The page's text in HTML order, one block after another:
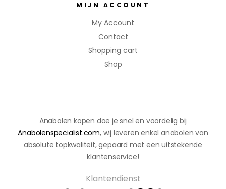
Anabolen kopen doe je snel en voordelig bij
Anabolenspecialist.com, wij leveren enkel anabolen van
absolute topkwaliteit, gepaard met een uitstekende
klantenservice!
Klantendienst
MIJN ACCOUNT
My Account
Contact
Shopping cart
Shop